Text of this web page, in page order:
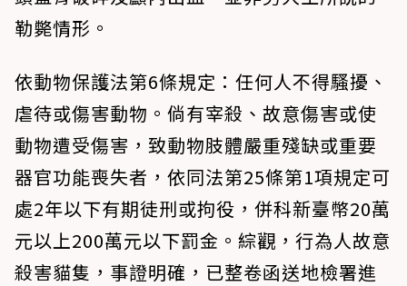
勒斃情形。
依動物保護法第6條規定：任何人不得騷擾、
虐待或傷害動物。倘有宰殺、故意傷害或使
動物遭受傷害，致動物肢體嚴重殘缺或重要
器官功能喪失者，依同法第25條第1項規定可
處2年以下有期徒刑或拘役，併科新臺幣20萬
元以上200萬元以下罰金。綜觀，行為人故意
殺害貓隻，事證明確，已整卷函送地檢署進